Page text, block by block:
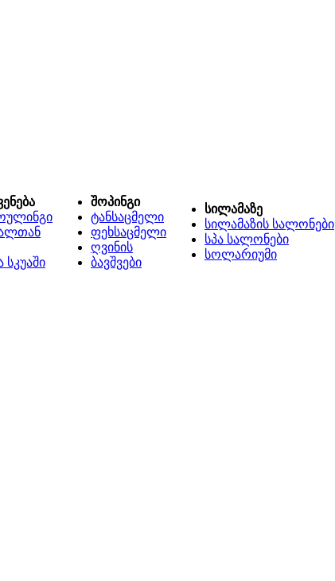
შოპინგი
ტანსაცმელი
ფეხსაცმელი
ღვინის
ბავშვები
სილამაზე
სილამაზის სალონები
სპა სალონები
სოლარიუმი